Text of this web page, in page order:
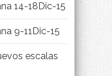
14-18Dic-15
9-11Dic-15
escalas